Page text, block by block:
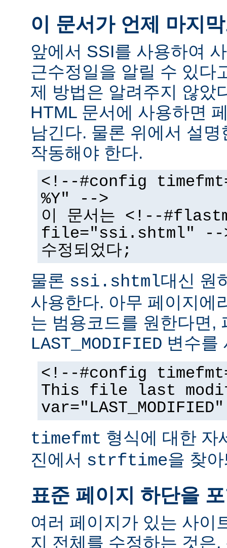
이 문서가 언제 마지
앞에서 SSI를 사용하여
근수정일을 알릴 수 있다
제 방법은 알려주지 않았
HTML 문서에 사용하면
남긴다. 물론 위에서 설
작동해야 한다.
<!--#config
%Y" -->
이 문서는 <!--
file="ssi.shtml" -->
수정되었다;
물론 ssi.shtml대신 원
사용한다. 아무 페이지에
는 범용코드를 원한다면,
LAST_MODIFIED 변수를
<!--#config
This file last
timefmt 형식에 대한 자
진에서 strftime을 찾
표준 페이지 하단을
여러 페이지가 있는 사이
지 전체를 수정하는 것은